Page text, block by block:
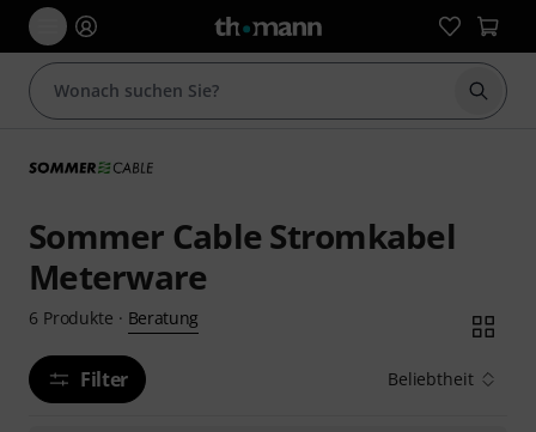
Suche
Sommer Cable Stromkabel
Meterware
6 Produkte · Beratung
Filter Beliebtheit